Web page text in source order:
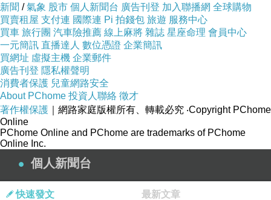
新聞 /氣象 股市 個人新聞台 廣告刊登 加入聯播網 全球購物
買賣租屋 支付連 國際連 Pi 拍錢包 旅遊 服務中心
買車 旅行團 汽車險推薦 線上麻將 雜誌 星座命理 會員中心
一元簡訊 直播達人 數位憑證 企業簡訊
買網址 虛擬主機 企業郵件
廣告刊登 隱私權聲明
消費者保護 兒童網路安全
About PChome 投資人聯絡 徵才
著作權保護 ｜網路家庭版權所有、轉載必究 ‧Copyright PChome
Online
PChome Online and PChome are trademarks of PChome
Online Inc.
個人新聞台
快速發文 最新文章